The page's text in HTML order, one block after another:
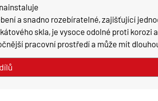
a snadno rozebíratelné, zajišťující
skla, je vysoce odolné proti korozi
pracovní prostředí a může mít